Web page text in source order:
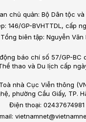
chủ quản: Bộ Dân tộc và
146/GP-BVHTTDL, cấp
Tổng biên tập: Nguyễn Văn
báo chí số 57/GP-BC
thao và Du lịch cấp
nhà Cục Viễn thông
phường Cầu Giấy, TP.
Điện thoại: 02437674981